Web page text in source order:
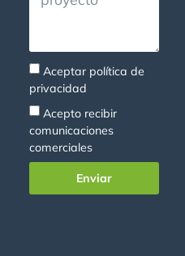
Aceptar política de
privacidad
Acepto recibir
comunicaciones
comerciales
Enviar